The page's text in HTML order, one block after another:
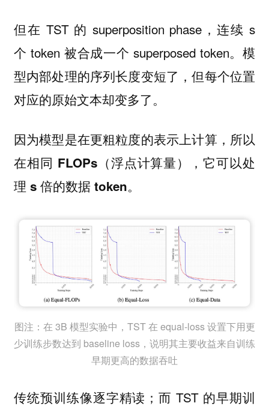
但在 TST 的 superposition phase，连续 s
个 token 被合成一个 superposed token。模
型内部处理的序列长度变短了，但每个位置
对应的原始文本却变多了。
因为模型是在更粗粒度的表示上计算，所以
在相同 FLOPs（浮点计算量），它可以处
理 s 倍的数据 token。
图注：在 3B 模型实验中，TST 在 equal-loss 设置下用更
少训练步数达到 baseline loss，说明其主要收益来自训练
早期更高的数据吞吐
传统预训练像逐字精读；而 TST 的早期训